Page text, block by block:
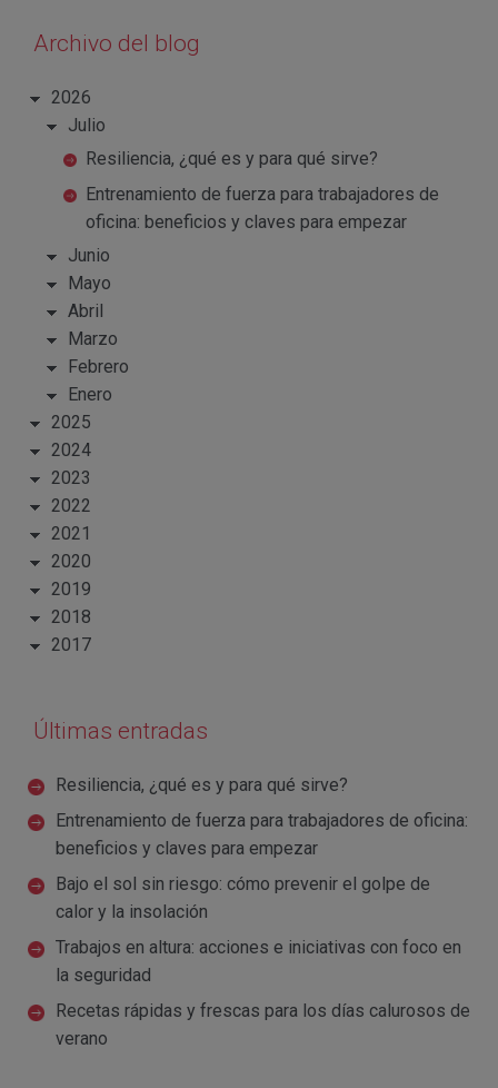
Archivo del blog
2026
Julio
Resiliencia, ¿qué es y para qué sirve?
Entrenamiento de fuerza para trabajadores de
oficina: beneficios y claves para empezar
Junio
Mayo
Abril
Marzo
Febrero
Enero
2025
2024
2023
2022
2021
2020
2019
2018
2017
Últimas entradas
Resiliencia, ¿qué es y para qué sirve?
Entrenamiento de fuerza para trabajadores de oficina:
beneficios y claves para empezar
Bajo el sol sin riesgo: cómo prevenir el golpe de
calor y la insolación
Trabajos en altura: acciones e iniciativas con foco en
la seguridad
Recetas rápidas y frescas para los días calurosos de
verano